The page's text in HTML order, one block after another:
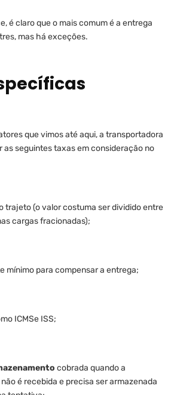
é claro que o mais comum é a entrega
mas há exceções.
que vimos até aqui, a transportadora
as seguintes taxas em consideração no
trajeto (o valor costuma ser dividido entre
cargas fracionadas);
mínimo para compensar a entrega;
ICMSe ISS;
cobrada quando a
é recebida e precisa ser armazenada